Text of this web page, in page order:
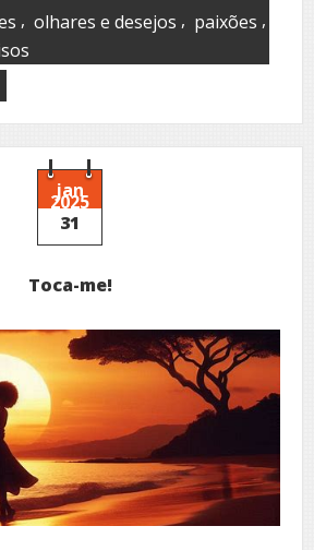
, olhares e desejos , paixões ,
guardados
jan
2025
31
Toca-me!